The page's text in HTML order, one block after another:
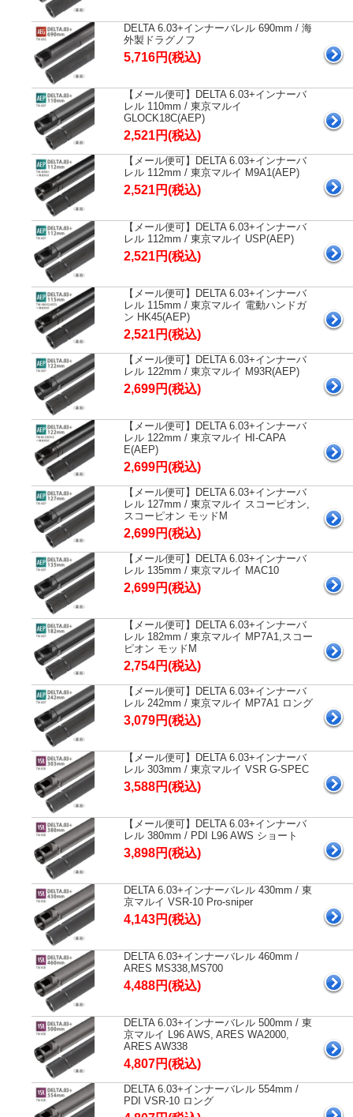
DELTA 6.03+インナーバレル 690mm / 海
外製ドラグノフ
5,716円(税込)
【メール便可】DELTA 6.03+インナーバ
レル 110mm / 東京マルイ
GLOCK18C(AEP)
2,521円(税込)
【メール便可】DELTA 6.03+インナーバ
レル 112mm / 東京マルイ M9A1(AEP)
2,521円(税込)
【メール便可】DELTA 6.03+インナーバ
レル 112mm / 東京マルイ USP(AEP)
2,521円(税込)
【メール便可】DELTA 6.03+インナーバ
レル 115mm / 東京マルイ 電動ハンドガ
ン HK45(AEP)
2,521円(税込)
【メール便可】DELTA 6.03+インナーバ
レル 122mm / 東京マルイ M93R(AEP)
2,699円(税込)
【メール便可】DELTA 6.03+インナーバ
レル 122mm / 東京マルイ HI-CAPA
E(AEP)
2,699円(税込)
【メール便可】DELTA 6.03+インナーバ
レル 127mm / 東京マルイ スコーピオン,
スコーピオン モッドM
2,699円(税込)
【メール便可】DELTA 6.03+インナーバ
レル 135mm / 東京マルイ MAC10
2,699円(税込)
【メール便可】DELTA 6.03+インナーバ
レル 182mm / 東京マルイ MP7A1,スコー
ピオン モッドM
2,754円(税込)
【メール便可】DELTA 6.03+インナーバ
レル 242mm / 東京マルイ MP7A1 ロング
3,079円(税込)
【メール便可】DELTA 6.03+インナーバ
レル 303mm / 東京マルイ VSR G-SPEC
3,588円(税込)
【メール便可】DELTA 6.03+インナーバ
レル 380mm / PDI L96 AWS ショート
3,898円(税込)
DELTA 6.03+インナーバレル 430mm / 東
京マルイ VSR-10 Pro-sniper
4,143円(税込)
DELTA 6.03+インナーバレル 460mm /
ARES MS338,MS700
4,488円(税込)
DELTA 6.03+インナーバレル 500mm / 東
京マルイ L96 AWS, ARES WA2000,
ARES AW338
4,807円(税込)
DELTA 6.03+インナーバレル 554mm /
PDI VSR-10 ロング